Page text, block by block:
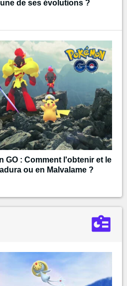
de ses évolutions ?
GO : Comment l'obtenir et le
ou en Malvalame ?